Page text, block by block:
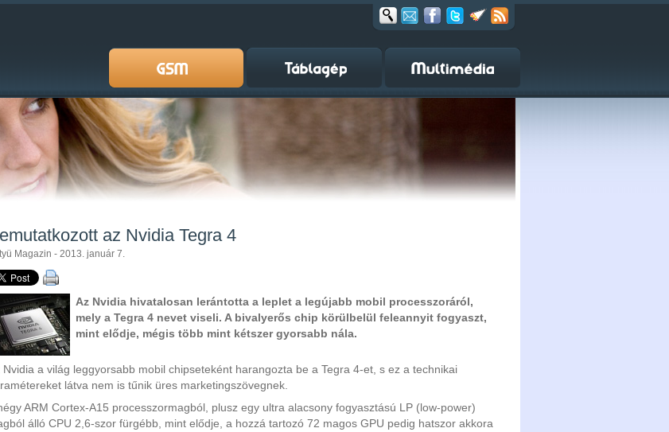
az Nvidia Tegra 4
Magazin - 2013. január 7.
Az Nvidia hivatalosan lerántotta a leplet a legújabb mobil processzoráról,
mely a Tegra 4 nevet viseli. A bivalyerős chip körülbelül feleannyit fogyaszt,
mint elődje, mégis több mint kétszer gyorsabb nála.
Nvidia a világ leggyorsabb mobil chipseteként harangozta be a Tegra 4-et, s ez a technikai
látva nem is tűnik üres marketingszövegnek.
ARM Cortex-A15 processzormagból, plusz egy ultra alacsony fogyasztású LP (low-power)
álló CPU 2,6-szor fürgébb, mint elődje, a hozzá tartozó 72 magos GPU pedig hatszor akkora